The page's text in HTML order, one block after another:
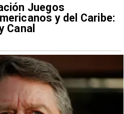
Juegos
y del Caribe:
Canal